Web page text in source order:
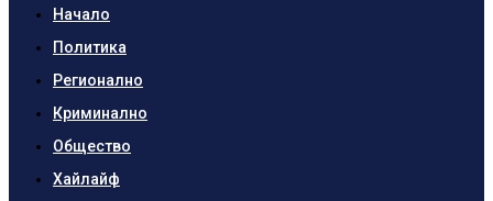
Начало
Политика
Регионално
Криминално
Общество
Хайлайф